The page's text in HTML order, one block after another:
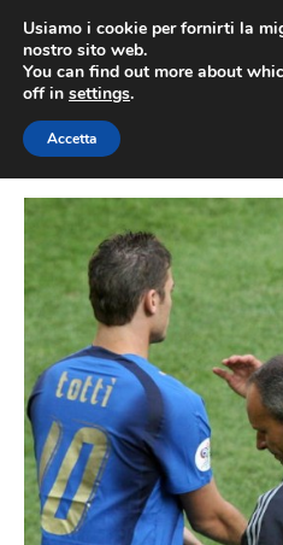
contenuto
Usiamo i cookie per fornirti la
nostro sito web.
You can find out more about
off in settings.
Accetta